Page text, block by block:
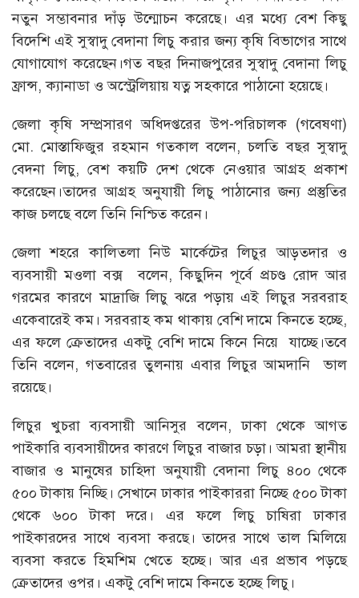
নতুন সম্ভাবনার দাঁড় উন্মোচন করেছে। এর মধ্যে বেশ কিছু
বিদেশি এই সুস্বাদু বেদানা লিচু করার জন্য কৃষি বিভাগের সাথে
যোগাযোগ করেছেন।গত বছর দিনাজপুরের সুস্বাদু বেদানা লিচু
ফ্রান্স, ক্যানাডা ও অস্ট্রেলিয়ায় যত্ন সহকারে পাঠানো হয়েছে।
জেলা কৃষি সম্প্রসারণ অধিদপ্তরের উপ-পরিচালক (গবেষণা)
মো. মোস্তাফিজুর রহমান গতকাল বলেন, চলতি বছর সুস্বাদু
বেদনা লিচু, বেশ কয়টি দেশ থেকে নেওয়ার আগ্রহ প্রকাশ
করেছেন।তাদের আগ্রহ অনুযায়ী লিচু পাঠানোর জন্য প্রস্তুতির
কাজ চলছে বলে তিনি নিশ্চিত করেন।
জেলা শহরে কালিতলা নিউ মার্কেটের লিচুর আড়তদার ও
ব্যবসায়ী মওলা বক্স বলেন, কিছুদিন পূর্বে প্রচণ্ড রোদ আর
গরমের কারণে মাদ্রাজি লিচু ঝরে পড়ায় এই লিচুর সরবরাহ
একেবারেই কম। সরবরাহ কম থাকায় বেশি দামে কিনতে হচ্ছে,
এর ফলে ক্রেতাদের একটু বেশি দামে কিনে নিয়ে যাচ্ছে।তবে
তিনি বলেন, গতবারের তুলনায় এবার লিচুর আমদানি ভাল
রয়েছে।
লিচুর খুচরা ব্যবসায়ী আনিসুর বলেন, ঢাকা থেকে আগত
পাইকারি ব্যবসায়ীদের কারণে লিচুর বাজার চড়া। আমরা স্থানীয়
বাজার ও মানুষের চাহিদা অনুযায়ী বেদানা লিচু ৪০০ থেকে
৫০০ টাকায় নিচ্ছি। সেখানে ঢাকার পাইকাররা নিচ্ছে ৫০০ টাকা
থেকে ৬০০ টাকা দরে। এর ফলে লিচু চাষিরা ঢাকার
পাইকারদের সাথে ব্যবসা করছে। তাদের সাথে তাল মিলিয়ে
ব্যবসা করতে হিমশিম খেতে হচ্ছে। আর এর প্রভাব পড়ছে
ক্রেতাদের ওপর। একটু বেশি দামে কিনতে হচ্ছে লিচু।